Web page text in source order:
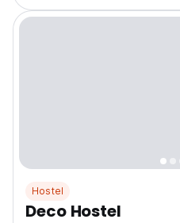
Hostel
Deco Hostel